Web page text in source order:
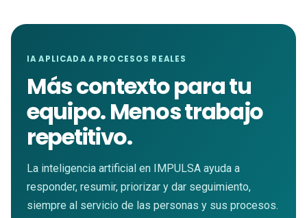
IA APLICADA A PROCESOS REALES
Más contexto para tu
equipo. Menos trabajo
repetitivo.
La inteligencia artificial en IMPULSA ayuda a
responder, resumir, priorizar y dar seguimiento,
siempre al servicio de las personas y sus procesos.